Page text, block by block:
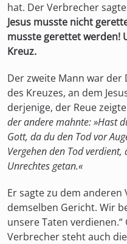
hat. Der Verbrecher
Jesus musste nicht
musste gerettet werden!
Kreuz.
Der zweite Mann war der
des Kreuzes, an dem
derjenige, der Reue
der andere mahnte: »Hast
Gott, da du den Tod vor
Vergehen den Tod
Unrechtes getan.«
Er sagte zu dem
demselben Gericht. Wir
unsere Taten
Verbrecher steht auch